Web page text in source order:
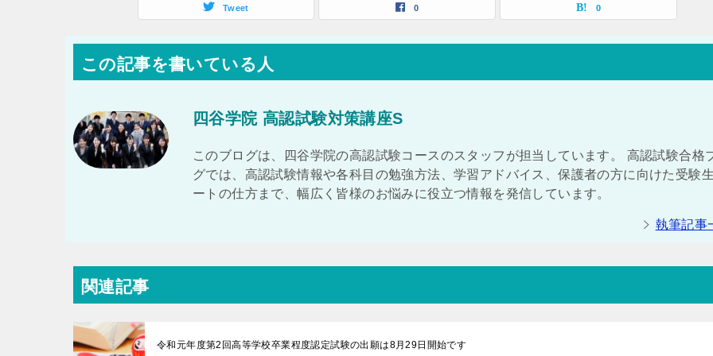
Tweet 0 0
この記事を書いている人
四谷学院 高認試験対策講座S
このブログは、四谷学院の高認試験コースのスタッフが担当しています。 高認試験合格
グでは、高認試験情報や各科目の勉強方法、学習アドバイス、保護者の方に向けた受験
ートの仕方まで、幅広く皆様のお悩みに役立つ情報を発信しています。
執筆記事
関連記事
令和元年度第2回高等学校卒業程度認定試験の出願は8月29日開始です